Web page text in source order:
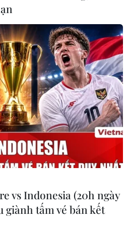
vs Indonesia (20h ngày
giành tấm vé bán kết